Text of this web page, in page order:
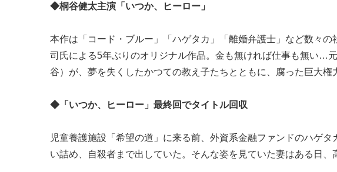
◆桐谷健太主演「いつか、ヒーロー」
本作は「コード・ブルー」「ハゲタカ」「離婚弁護士」など数々
司氏による5年ぶりのオリジナル作品。金も無ければ仕事も無い…
谷）が、夢を失くしたかつての教え子たちとともに、腐った巨大権
◆「いつか、ヒーロー」最終回でタイトル回収
児童養護施設「希望の道」に来る前、外資系金融ファンドのハゲ
い詰め、自殺者まで出していた。そんな姿を見ていた妻はある日、